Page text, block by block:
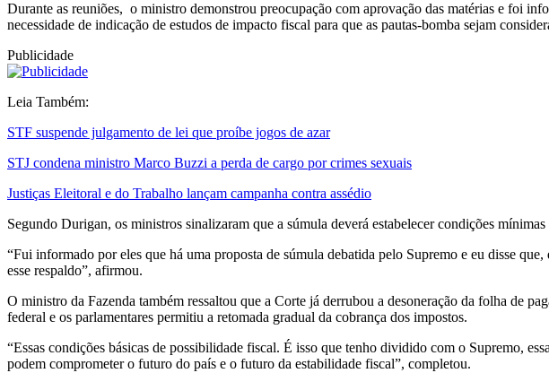
Durante as reuniões, o ministro demonstrou preocupação com aprovação das matérias e foi
necessidade de indicação de estudos de impacto fiscal para que as pautas-bomba sejam
Publicidade
Leia Também:
STF suspende julgamento de lei que proíbe jogos de azar
STJ condena ministro Marco Buzzi a perda de cargo por crimes sexuais
Justiças Eleitoral e do Trabalho lançam campanha contra assédio
Segundo Durigan, os ministros sinalizaram que a súmula deverá estabelecer condições
“Fui informado por eles que há uma proposta de súmula debatida pelo Supremo e eu disse
esse respaldo”, afirmou.
O ministro da Fazenda também ressaltou que a Corte já derrubou a desoneração da folha de
federal e os parlamentares permitiu a retomada gradual da cobrança dos impostos.
“Essas condições básicas de possibilidade fiscal. É isso que tenho dividido com o Supremo,
podem comprometer o futuro do país e o futuro da estabilidade fiscal”, completou.